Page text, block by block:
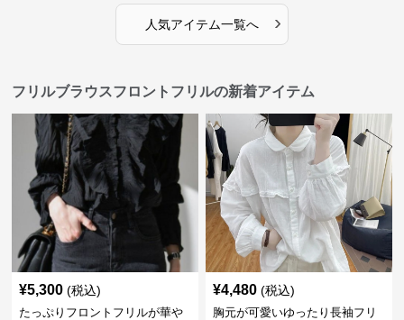
人気アイテム一覧へ ›
フリルブラウスフロントフリルの新着アイテム
¥5,300 (税込)
たっぷりフロントフリルが華や
¥4,480 (税込)
胸元が可愛いゆったり長袖フリ